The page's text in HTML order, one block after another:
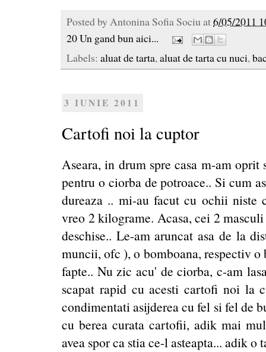
Posted by Antonina Sofia Sociu at6/05/2011
20 Un gand bun aici...
Labels: aluat de tarta,aluat de tarta cu nuci,
3 IUNIE 2011
Cartofi noi la cuptor
Aseara, in drum spre casa m-am oprit
pentru o ciorba de potroace.. Si cum
dureaza .. mi-au facut cu ochii
vreo 2 kilograme. Acasa, cei 2
deschise.. Le-am aruncat asa de la
muncii, ofc ), o bomboana, respectiv
fapte.. Nu zic acu' de ciorba, c-am
scapat rapid cu acesti cartofi noi la
condimentati asijderea cu fel si fel de
cu berea curata cartofii, adik mai
avea spor ca stia ce-l asteapta... adik o